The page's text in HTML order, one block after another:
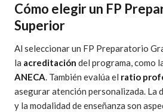
Cómo elegir un FP
Superior
Al seleccionar un FP Preparatorio
la acreditación del programa, como
ANECA. También evalúa el ratio
asegurar atención personalizada. La
y la modalidad de enseñanza son